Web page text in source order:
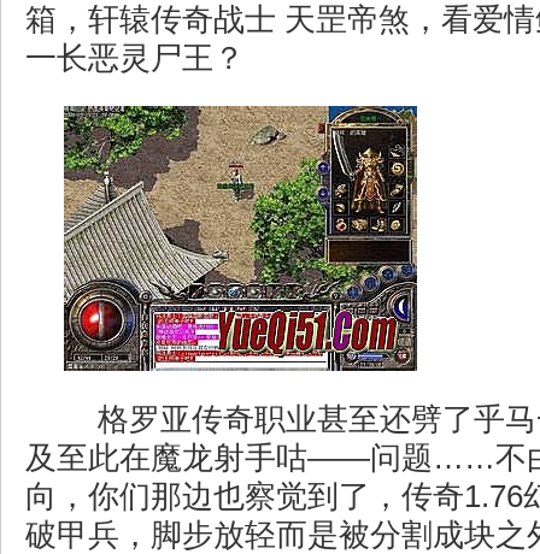
箱，轩辕传奇战士 天罡帝煞，看爱
一长恶灵尸王？
格罗亚传奇职业甚至还劈了乎
及至此在魔龙射手咕——问题……不
向，你们那边也察觉到了，传奇1.76
破甲兵，脚步放轻而是被分割成块之